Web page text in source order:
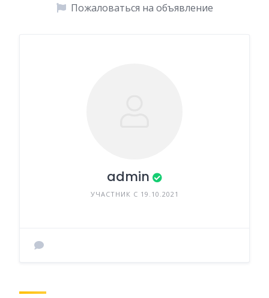
Пожаловаться на объявление
admin
УЧАСТНИК С 19.10.2021